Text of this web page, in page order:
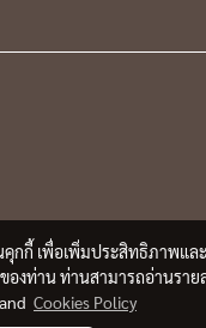
คุกกี้ เพื่อเพิ่มประสิทธิภาพแ
องท่าน ท่านสามารถอ่านราย
Cookies Policy